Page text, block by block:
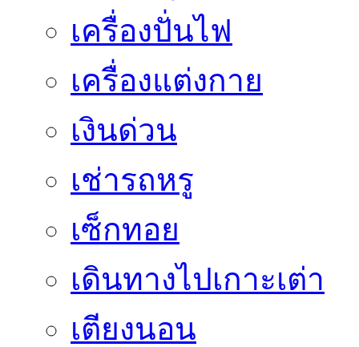
เครื่องปั่นไฟ
เครื่องแต่งกาย
เงินด่วน
เช่ารถหรู
เซ็กทอย
เดินทางไปเกาะเต่า
เตียงนอน